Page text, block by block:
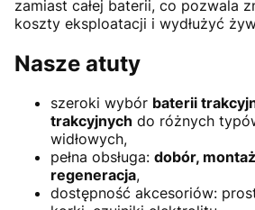
zamiast całej baterii, co pozwala
koszty eksploatacji i wydłużyć
Nasze atuty
szeroki wybór baterii
trakcyjnych do różnych
widłowych,
pełna obsługa: dobór,
regeneracja,
dostępność akcesoriów: